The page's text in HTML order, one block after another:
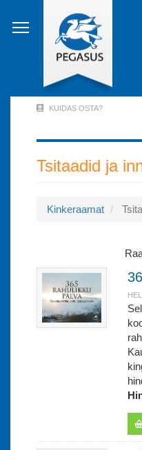
edasi
põhisisu
Account
Menu
out)
KUIDAS OSTA?
Tsitaadid ja
Kinkeraamat